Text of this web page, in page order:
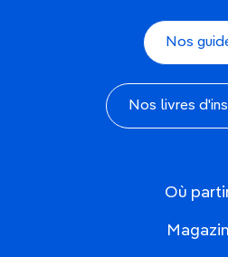
Nos
Nos livres
Où